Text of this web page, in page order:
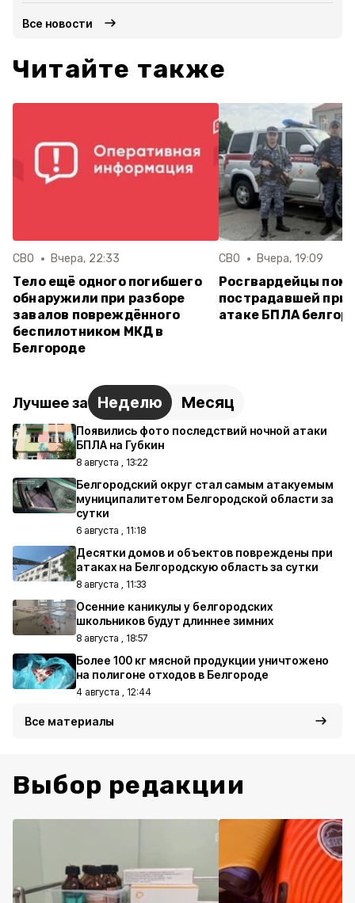
Все новости
Читайте также
СВО Вчера, 22:33
Тело ещё одного погибшего
обнаружили при разборе
завалов повреждённого
беспилотником МКД в
Белгороде
СВО Вчера, 19:09
Росгвардейцы
пострадавшей при
атаке БПЛА
Лучшее за Неделю Месяц
Появились фото последствий ночной атаки
БПЛА на Губкин
8 августа , 13:22
Белгородский округ стал самым атакуемым
муниципалитетом Белгородской области за
сутки
6 августа , 11:18
Десятки домов и объектов повреждены при
атаках на Белгородскую область за сутки
8 августа , 11:33
Осенние каникулы у белгородских
школьников будут длиннее зимних
8 августа , 18:57
Более 100 кг мясной продукции уничтожено
на полигоне отходов в Белгороде
4 августа , 12:44
Все материалы
Выбор редакции